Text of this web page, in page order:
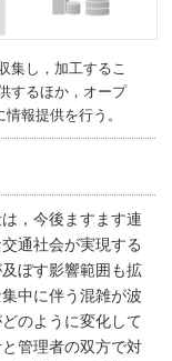
集し，加工するこ
するほか，オープ
報提供を行う。
，今後ますます連
通社会が実現する
ぼす影響範囲も拡
中に伴う混雑が波
のように変化して
管理者の双方で対